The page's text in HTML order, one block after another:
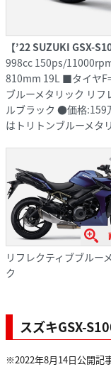
【’22 SUZUKI GSX-
998cc 150ps/
810mm 19L ■タイヤ
ブルーメタリック リフ
ルブラック ●価格
はトリトンブルーメタ
リフレクティブブルー
ク
スズキGSX-
※2022年8月14日公開記